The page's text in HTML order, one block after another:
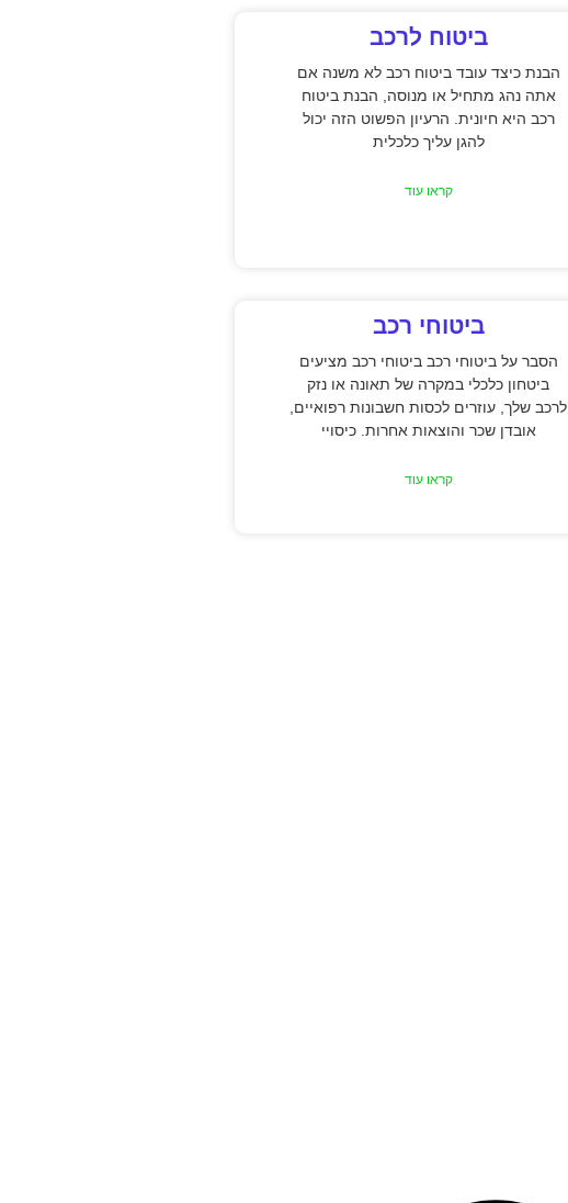
ביטוח לרכב
הבנת כיצד עובד ביטוח רכב לא משנה אם
אתה נהג מתחיל או מנוסה, הבנת ביטוח
רכב היא חיונית. הרעיון הפשוט הזה יכול
להגן עליך כלכלית
קראו עוד
ביטוחי רכב
הסבר על ביטוחי רכב ביטוחי רכב מציעים
ביטחון כלכלי במקרה של תאונה או נזק
לרכב שלך, עוזרים לכסות חשבונות רפואיים,
אובדן שכר והוצאות אחרות. כיסויי
קראו עוד